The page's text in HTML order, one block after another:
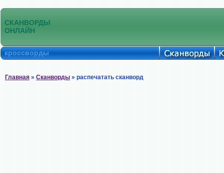
СКАНВОРДЫ
ОНЛАЙН
кроссворды
Главная » Сканворды » распечатать сканворд